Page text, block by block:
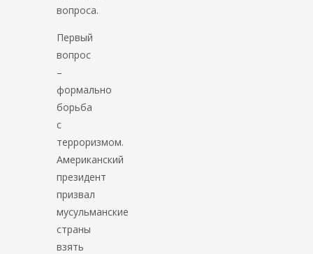
вопроса.
Первый
вопрос
–
формально
борьба
с
терроризмом.
Американский
президент
призвал
мусульманские
страны
взять